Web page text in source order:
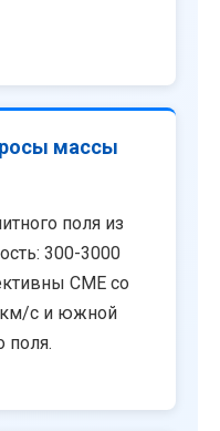
массы
поля из
300-3000
CME со
с и южной
поля.